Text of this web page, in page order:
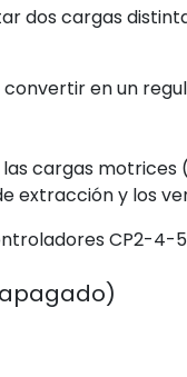
dos cargas
en un
cargas motrices
extracción y los
CP2-4-